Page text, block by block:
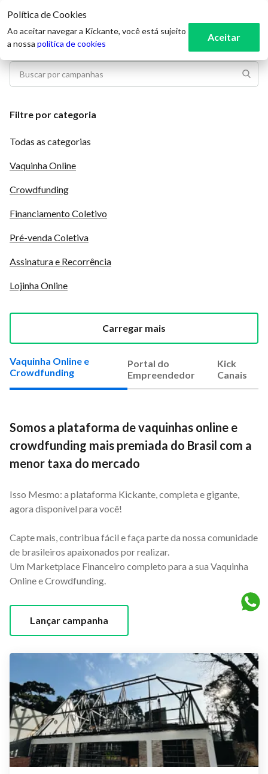
Vaquinha Online e
Crowdfunding
Portal do
Empreendedor
Kick
Canais
Somos a plataforma de vaquinhas online e
crowdfunding mais premiada do Brasil com a
menor taxa do mercado
Isso Mesmo: a plataforma Kickante, completa e gigante,
agora disponível para você!
Capte mais, contribua fácil e faça parte da nossa comunidade
de brasileiros apaixonados por realizar.
Um Marketplace Financeiro completo para a sua Vaquinha
Online e Crowdfunding.
Lançar campanha
Filtre por categoria
Todas as categorias
Vaquinha Online
Crowdfunding
Financiamento Coletivo
Pré-venda Coletiva
Assinatura e Recorrência
Lojinha Online
Carregar mais
Política de Cookies
Ao aceitar navegar a Kickante, você está sujeito
a nossa política de cookies
Aceitar